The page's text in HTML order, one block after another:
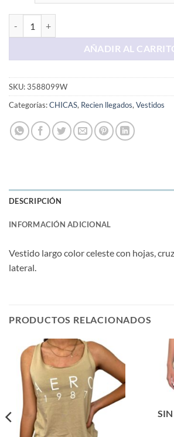
AÑADIR AL
SKU:3588099W
Categorías:CHICAS, Recien llegados, Vestidos
DESCRIPCIÓN
INFORMACIÓN ADICIONAL
Vestido largo color celeste con hojas,
lateral.
PRODUCTOS RELACIONADOS